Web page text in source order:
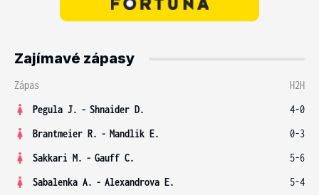
Zajímavé zápasy
Zápas
H2H
Pegula J. - Shnaider D.
4-0
Brantmeier R. - Mandlik E.
0-3
Sakkari M. - Gauff C.
5-6
Sabalenka A. - Alexandrova E.
5-4